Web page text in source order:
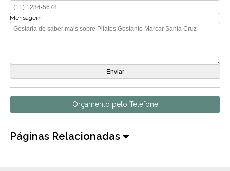
Mensagem
Orçamento pelo Telefone
Páginas Relacionadas